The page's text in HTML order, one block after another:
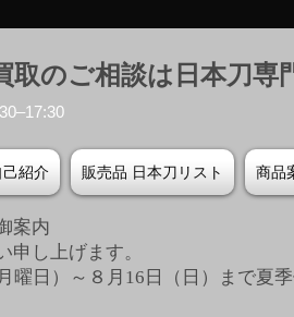
取のご相談は日本刀専
己紹介 販売品 日本刀リスト 商品
案内
申し上げます。
曜日）～８月16日（日）まで夏